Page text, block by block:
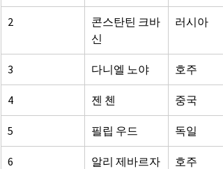
2
콘스탄틴 크바
신
러시아
3 다니엘 노야 호주
4 젠 첸 중국
5 필립 우드 독일
6
알리 제바르자
호주